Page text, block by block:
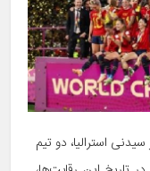
استرالیا، دو تیم